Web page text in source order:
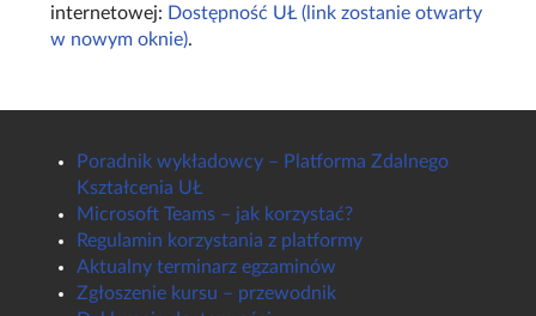
internetowej: Dostępność UŁ (link zostanie otwarty
w nowym oknie).
Poradnik wykładowcy – Platforma Zdalnego
Kształcenia UŁ
Microsoft Teams – jak korzystać?
Regulamin korzystania z platformy
Aktualny terminarz egzaminów
Zgłoszenie kursu – przewodnik